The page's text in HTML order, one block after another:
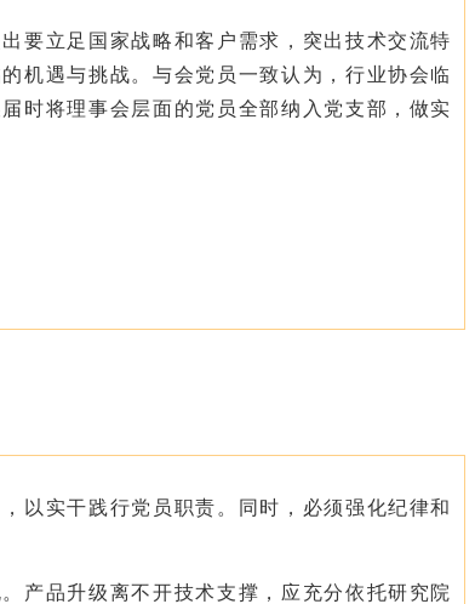
要立足国家战略和客户需求，突出技术交流特
机遇与挑战。与会党员一致认为，行业协会临
时将理事会层面的党员全部纳入党支部，做实
以实干践行党员职责。同时，必须强化纪律和
产品升级离不开技术支撑，应充分依托研究院